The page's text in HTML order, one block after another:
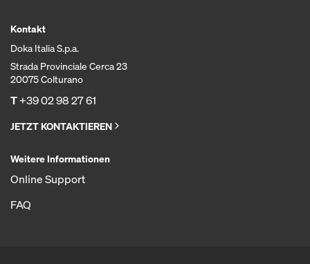
Kontakt
Doka Italia S.p.a.
Strada Provinciale Cerca 23
20075 Colturano
T+39 02 98 27 61
JETZT KONTAKTIEREN
Weitere Informationen
Online Support
FAQ